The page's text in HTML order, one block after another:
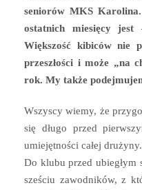
seniorów MKS
ostatnich miesięcy
Większość kibiców nie
przeszłości i może „na
rok. My także
Wszyscy wiemy, że
się długo przed
umiejętności całej
Do klubu przed ubiegłym
sześciu zawodników, z